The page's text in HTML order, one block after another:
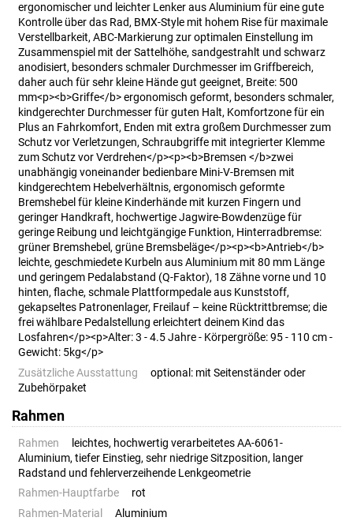
ergonomischer und leichter Lenker aus Aluminium für eine gute
Kontrolle über das Rad, BMX-Style mit hohem Rise für maximale
Verstellbarkeit, ABC-Markierung zur optimalen Einstellung im
Zusammenspiel mit der Sattelhöhe, sandgestrahlt und schwarz
anodisiert, besonders schmaler Durchmesser im Griffbereich,
daher auch für sehr kleine Hände gut geeignet, Breite: 500
mm<p><b>Griffe</b> ergonomisch geformt, besonders schmaler,
kindgerechter Durchmesser für guten Halt, Komfortzone für ein
Plus an Fahrkomfort, Enden mit extra großem Durchmesser zum
Schutz vor Verletzungen, Schraubgriffe mit integrierter Klemme
zum Schutz vor Verdrehen</p><p><b>Bremsen </b>zwei
unabhängig voneinander bedienbare Mini-V-Bremsen mit
kindgerechtem Hebelverhältnis, ergonomisch geformte
Bremshebel für kleine Kinderhände mit kurzen Fingern und
geringer Handkraft, hochwertige Jagwire-Bowdenzüge für
geringe Reibung und leichtgängige Funktion, Hinterradbremse:
grüner Bremshebel, grüne Bremsbeläge</p><p><b>Antrieb</b>
leichte, geschmiedete Kurbeln aus Aluminium mit 80 mm Länge
und geringem Pedalabstand (Q-Faktor), 18 Zähne vorne und 10
hinten, flache, schmale Plattformpedale aus Kunststoff,
gekapseltes Patronenlager, Freilauf – keine Rücktrittbremse; die
frei wählbare Pedalstellung erleichtert deinem Kind das
Losfahren</p><p>Alter: 3 - 4.5 Jahre - Körpergröße: 95 - 110 cm -
Gewicht: 5kg</p>
Zusätzliche Ausstattung
optional: mit Seitenständer oder
Zubehörpaket
Rahmen
Rahmen
leichtes, hochwertig verarbeitetes AA-6061-
Aluminium, tiefer Einstieg, sehr niedrige Sitzposition, langer
Radstand und fehlerverzeihende Lenkgeometrie
Rahmen-Hauptfarbe
rot
Rahmen-Material
Aluminium